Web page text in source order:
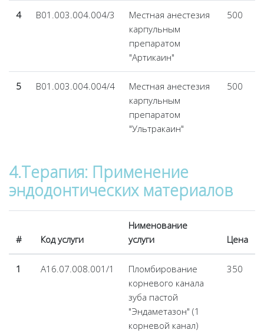
4 В01.003.004.004/3
Местная анестезия
карпульным
препаратом
"Артикаин"
500
5 В01.003.004.004/4
Местная анестезия
карпульным
препаратом
"Ультракаин"
500
4.Терапия: Применение
эндодонтических материалов
# Код услуги
Нименование
услуги
Цена
1 А16.07.008.001/1
Пломбирование
корневого канала
зуба пастой
"Эндаметазон" (1
корневой канал)
350